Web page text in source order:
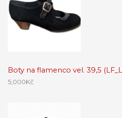
Boty na flamenco vel. 39,5
5,000Kč